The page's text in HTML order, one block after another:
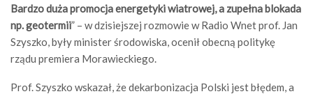
Bardzo duża promocja energetyki wiatrowej, a zupełna blokada
np. geotermii” – w dzisiejszej rozmowie w Radio Wnet prof. Jan
Szyszko, były minister środowiska, ocenił obecną politykę
rządu premiera Morawieckiego.
Prof. Szyszko wskazał, że dekarbonizacja Polski jest błędem, a